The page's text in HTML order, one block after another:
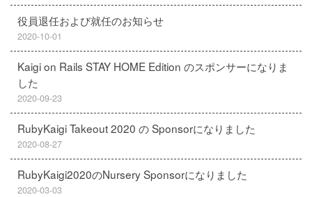
役員退任および就任のお知らせ
2020-10-01
Kaigi on Rails STAY HOME Edition のスポンサーになりま
した
2020-09-23
RubyKaigi Takeout 2020 の Sponsorになりました
2020-08-27
RubyKaigi2020のNursery Sponsorになりました
2020-03-03